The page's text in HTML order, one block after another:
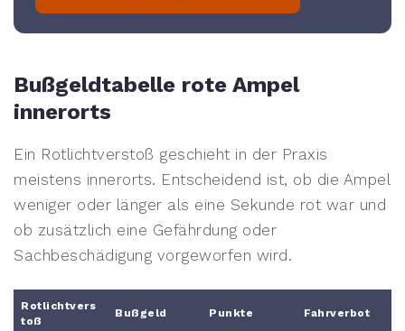
Bußgeldtabelle rote Ampel
innerorts
Ein Rotlichtverstoß geschieht in der Praxis
meistens innerorts. Entscheidend ist, ob die Ampel
weniger oder länger als eine Sekunde rot war und
ob zusätzlich eine Gefährdung oder
Sachbeschädigung vorgeworfen wird.
Rotlichtvers
toß
Bußgeld Punkte Fahrverbot